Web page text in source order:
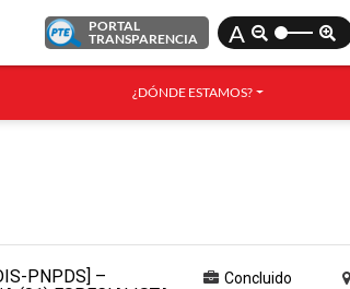
PORTAL
TRANSPARENCIA
A
¿DÓNDE ESTAMOS?
PNPDS] –
Concluido